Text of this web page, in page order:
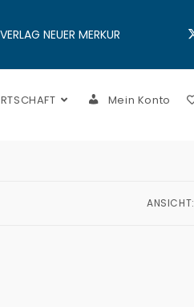
VERLAG NEUER MERKUR
Mein Konto
ANSICHT: